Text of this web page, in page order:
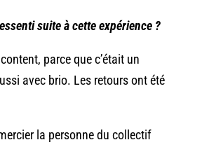
suite à cette expérience ?
parce que c’était un
avec brio. Les retours ont été
la personne du collectif